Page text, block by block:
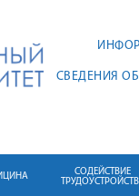
СВЕДЕНИЯ
СОДЕЙСТВИЕ